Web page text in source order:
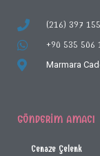
(216) 397
+90 535 506
Marmara
GÖNDERIM AMACI
Cenaze Çelenk